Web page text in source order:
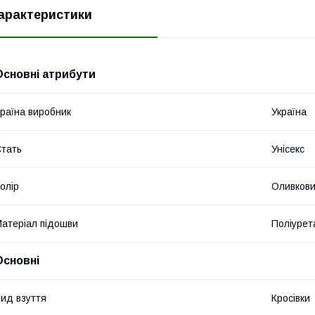
атрибути
виробник Україна
Унісекс
підошви
взуття Кросівки